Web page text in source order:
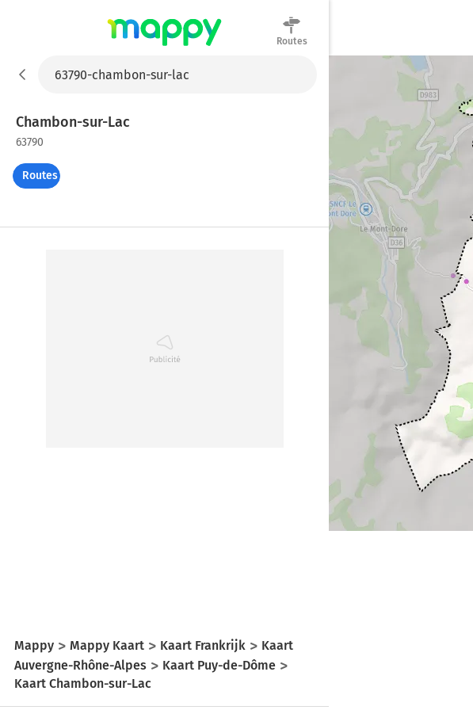
Routes
Chambon-sur-Lac
63790
Routes
Mappy Mappy Kaart Kaart Frankrijk
Kaart
Auvergne-Rhône-Alpes
Kaart Puy-de-Dôme
Kaart Chambon-sur-Lac